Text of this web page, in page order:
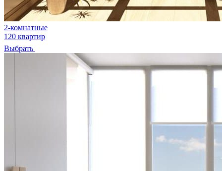
2-комнатные
120 квартир
Выбрать